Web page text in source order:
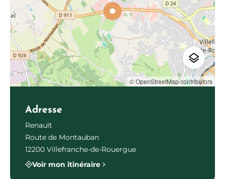
© OpenStreetMap contributors
Adresse
Renault
Route de Montauban
12200 Villefranche-de-Rouergue
Voir mon itinéraire